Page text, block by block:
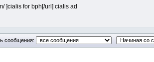
]cialis for bph[/url] cialis ad
сообщения: